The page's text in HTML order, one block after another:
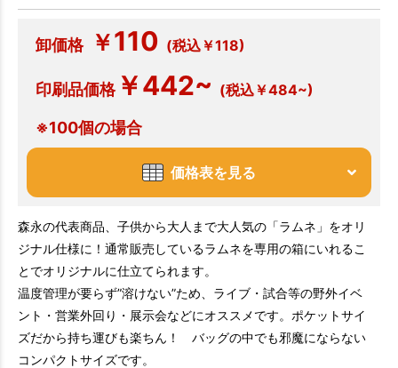
卸価格 ￥110 (税込￥118)
印刷品価格￥442~ (税込￥484~)
※100個の場合
価格表を見る
森永の代表商品、子供から大人まで大人気の「ラムネ」をオリ
ジナル仕様に！通常販売しているラムネを専用の箱にいれるこ
とでオリジナルに仕立てられます。
温度管理が要らず”溶けない”ため、ライブ・試合等の野外イベ
ント・営業外回り・展示会などにオススメです。ポケットサイ
ズだから持ち運びも楽ちん！ バッグの中でも邪魔にならない
コンパクトサイズです。